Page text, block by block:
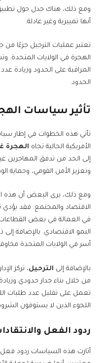
ومع ذلك، هناك جدل حول
أنها تمييزية وغير عادلة.
تعتبر عمليات الترحيل جزءًا من
الهجرة في الولايات
المراقبة على الحدود وزيادة
الحدود.
تأثير سياسات
تأتي هذه الخطوات في إطار
الأمريكية الحالية تجاه الهجرة
إلى الحد من تدفق المهاجرين
وتعزيز الأمن القومي، وحماية
ومع ذلك، يرى البعض أن هذه
الاقتصاد والمجتمع. فقد
في العمالة في بعض القطاعات،
النمو الاقتصادي. بالإضافة إلى
أسر في الولايات المتحدة
بالإضافة إلى الترحيل، تركز
من خلال بناء جدار حدودي
تعمل على تقليل عدد طلبات
اللجوء الذين لا يستوفون
ردود الفعل
أثارت هذه السياسات ردود